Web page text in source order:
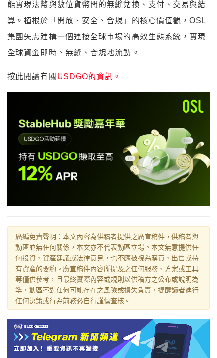
能實現法幣與數位貨幣間的無縫兌換、支付、交易與結
算。植根於「開放、安全、合規」的核心價值觀，OSL
集團矢志建構一個連接全球市場的高效生態系統，實現
全球資金即時、無縫、合規地流動。
按此閱讀有關 USDGO的資訊。
廣編免責聲明：本文內容為供稿者提供之廣宣稿件，供稿者與
動區並無任何關係，本文亦不代表動區立場。本文無意提供任
何投資、資產建議或法律意見，也不應被視為購買、出售或持
有資產的要約。廣宣稿件內容所提及之任何服務、方案或工具
等僅供參考，且最終實際內容或規則以供稿方之公布或說明為
準，動區不對任何可能存在之風險或損失負責，提醒讀者進行
任何決策或行為前務必自行謹慎查核。